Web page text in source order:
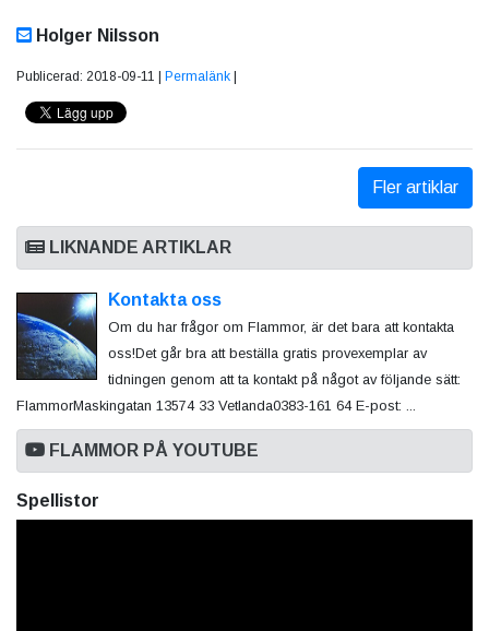
Holger Nilsson
Publicerad: 2018-09-11 | Permalänk
Fler artiklar
LIKNANDE ARTIKLAR
Kontakta oss
Om du har frågor om Flammor, är det bara att kontakta
oss!Det går bra att beställa gratis provexemplar av
tidningen genom att ta kontakt på något av följande sätt:
FlammorMaskingatan 13574 33 Vetlanda0383-161 64 E-post: ...
FLAMMOR PÅ YOUTUBE
Spellistor